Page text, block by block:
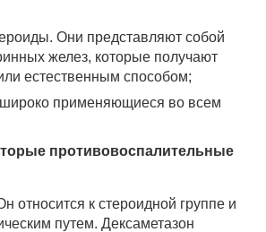
Они представляют собой
желез, которые получают
естественным способом;
применяющиеся во всем
противовоспалительные
относится к стероидной группе и
путем. Дексаметазон